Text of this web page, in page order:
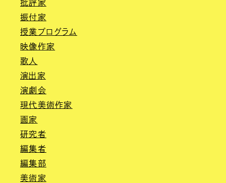
批評家
振付家
授業プログラム
映像作家
歌人
演出家
演劇会
現代美術作家
画家
研究者
編集者
編集部
美術家